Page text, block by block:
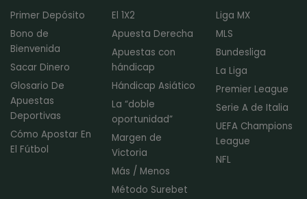
Primer Depósito
Bono de
Bienvenida
Sacar Dinero
Glosario De
Apuestas
Deportivas
Cómo Apostar En
El Fútbol
El 1X2
Apuesta Derecha
Apuestas con
hándicap
Hándicap Asiático
La “doble
oportunidad”
Margen de
Victoria
Más / Menos
Método Surebet
Liga MX
MLS
Bundesliga
La Liga
Premier League
Serie A de Italia
UEFA Champions
League
NFL